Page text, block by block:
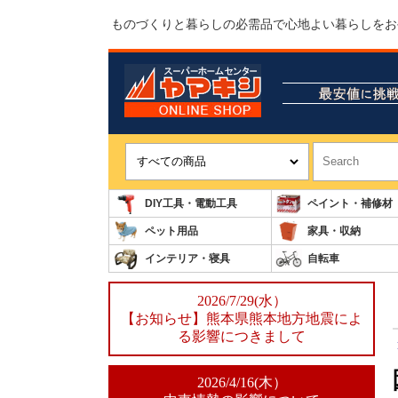
ものづくりと暮らしの必需品で心地よい暮らしを
DIY工具・電動工具 ペイント・補修材
ペット用品 家具・収納
インテリア・寝具 自転車
2026/7/29(水）
【お知らせ】熊本県熊本地方地震によ
る影響につきまして
2026/4/16(木）